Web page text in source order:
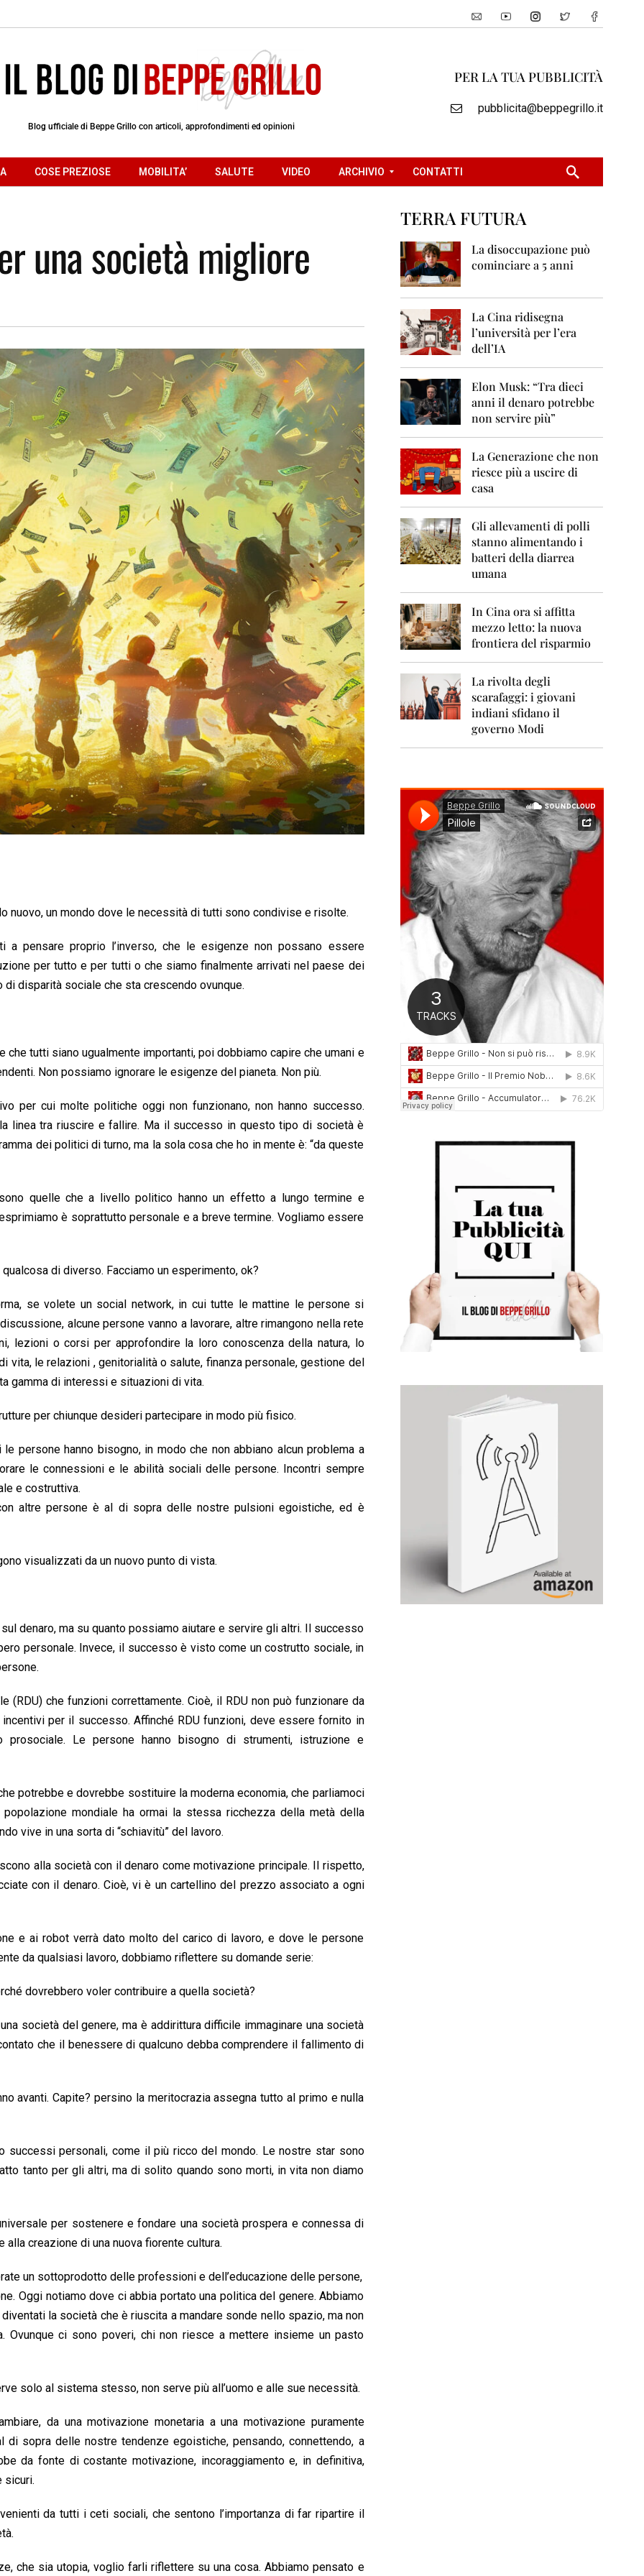
Blog ufficiale di Beppe Grillo con articoli, approfondimenti ed opinioni
PER LA TUA PUBBLICITÀ
pubblicita@beppegrillo.it
COSE PREZIOSE MOBILITA’ SALUTE VIDEO ARCHIVIO
2
8
2
0
0
2
0
1
0
2
0
1
2
0
1
2
2
0
1
3
2
0
2
CONTATTI
una società migliore
nuovo, un mondo dove le necessità di tutti sono condivise e risolte.
a pensare proprio l’inverso, che le esigenze non possano essere
per tutto e per tutti o che siamo finalmente arrivati nel paese dei
disparità sociale che sta crescendo ovunque.
che tutti siano ugualmente importanti, poi dobbiamo capire che umani e
Non possiamo ignorare le esigenze del pianeta. Non più.
per cui molte politiche oggi non funzionano, non hanno successo.
linea tra riuscire e fallire. Ma il successo in questo tipo di società è
dei politici di turno, ma la sola cosa che ho in mente è: “da queste
quelle che a livello politico hanno un effetto a lungo termine e
è soprattutto personale e a breve termine. Vogliamo essere
di diverso. Facciamo un esperimento, ok?
se volete un social network, in cui tutte le mattine le persone si
alcune persone vanno a lavorare, altre rimangono nella rete
lezioni o corsi per approfondire la loro conoscenza della natura, lo
vita, le relazioni , genitorialità o salute, finanza personale, gestione del
gamma di interessi e situazioni di vita.
per chiunque desideri partecipare in modo più fisico.
persone hanno bisogno, in modo che non abbiano alcun problema a
le connessioni e le abilità sociali delle persone. Incontri sempre
e costruttiva.
altre persone è al di sopra delle nostre pulsioni egoistiche, ed è
visualizzati da un nuovo punto di vista.
denaro, ma su quanto possiamo aiutare e servire gli altri. Il successo
personale. Invece, il successo è visto come un costrutto sociale, in
che funzioni correttamente. Cioè, il RDU non può funzionare da
per il successo. Affinché RDU funzioni, deve essere fornito in
prosociale. Le persone hanno bisogno di strumenti, istruzione e
potrebbe e dovrebbe sostituire la moderna economia, che parliamoci
mondiale ha ormai la stessa ricchezza della metà della
vive in una sorta di “schiavitù” del lavoro.
alla società con il denaro come motivazione principale. Il rispetto,
con il denaro. Cioè, vi è un cartellino del prezzo associato a ogni
e ai robot verrà dato molto del carico di lavoro, e dove le persone
da qualsiasi lavoro, dobbiamo riflettere su domande serie:
dovrebbero voler contribuire a quella società?
società del genere, ma è addirittura difficile immaginare una società
che il benessere di qualcuno debba comprendere il fallimento di
avanti. Capite? persino la meritocrazia assegna tutto al primo e nulla
successi personali, come il più ricco del mondo. Le nostre star sono
tanto per gli altri, ma di solito quando sono morti, in vita non diamo
per sostenere e fondare una società prospera e connessa di
creazione di una nuova fiorente cultura.
un sottoprodotto delle professioni e dell’educazione delle persone,
Oggi notiamo dove ci abbia portato una politica del genere. Abbiamo
la società che è riuscita a mandare sonde nello spazio, ma non
Ovunque ci sono poveri, chi non riesce a mettere insieme un pasto
solo al sistema stesso, non serve più all’uomo e alle sue necessità.
da una motivazione monetaria a una motivazione puramente
sopra delle nostre tendenze egoistiche, pensando, connettendo, a
da fonte di costante motivazione, incoraggiamento e, in definitiva,
sicuri.
da tutti i ceti sociali, che sentono l’importanza di far ripartire il
che sia utopia, voglio farli riflettere su una cosa. Abbiamo pensato e
TERRA FUTURA
La disoccupazione può
cominciare a 5 anni
La Cina ridisegna
l’università per l’era
dell’IA
Elon Musk: “Tra dieci
anni il denaro potrebbe
non servire più”
La Generazione che non
riesce più a uscire di
casa
Gli allevamenti di polli
stanno alimentando i
batteri della diarrea
umana
In Cina ora si affitta
mezzo letto: la nuova
frontiera del risparmio
La rivolta degli
scarafaggi: i giovani
indiani sfidano il
governo Modi